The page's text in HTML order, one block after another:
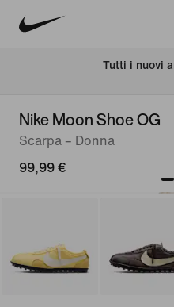
Tutti i nuovi
Nike Moon Shoe OG
Scarpa – Donna
99,99 €